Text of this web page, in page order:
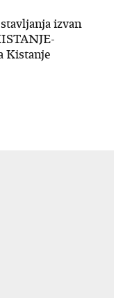
izvan
Kistanje